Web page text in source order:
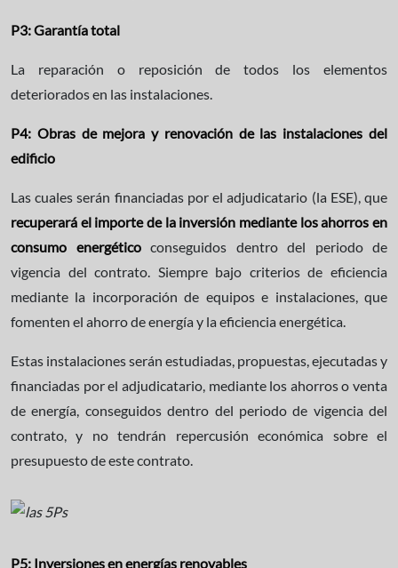
P3: Garantía total
La reparación o reposición de todos los elementos
deteriorados en las instalaciones.
P4: Obras de mejora y renovación de las instalaciones del
edificio
Las cuales serán financiadas por el adjudicatario (la ESE), que
recuperará el importe de la inversión mediante los ahorros en
consumo energéticoconseguidos dentro del periodo de
vigencia del contrato. Siempre bajo criterios de eficiencia
mediante la incorporación de equipos e instalaciones, que
fomenten el ahorro de energía y la eficiencia energética.
Estas instalaciones serán estudiadas, propuestas, ejecutadas y
financiadas por el adjudicatario, mediante los ahorros o venta
de energía, conseguidos dentro del periodo de vigencia del
contrato, y no tendrán repercusión económica sobre el
presupuesto de este contrato.
P5: Inversiones en energías renovables